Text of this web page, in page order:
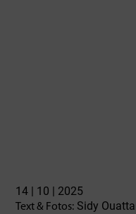
14 | 10 | 2025
Text & Fotos: Sidy